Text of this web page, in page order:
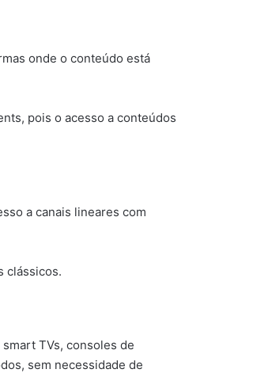
onde o conteúdo está
pois o acesso a conteúdos
a canais lineares com
clássicos.
TVs, consoles de
sem necessidade de